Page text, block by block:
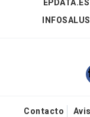
INFOSALUS
Contacto